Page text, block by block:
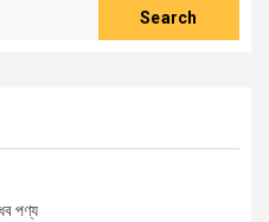
Search
পণ্য